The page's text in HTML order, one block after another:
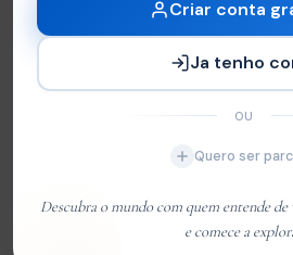
Ruim
Criar conta
Ja tenho
OU
Quero ser
Descubra o mundo com quem entende de
e comece a